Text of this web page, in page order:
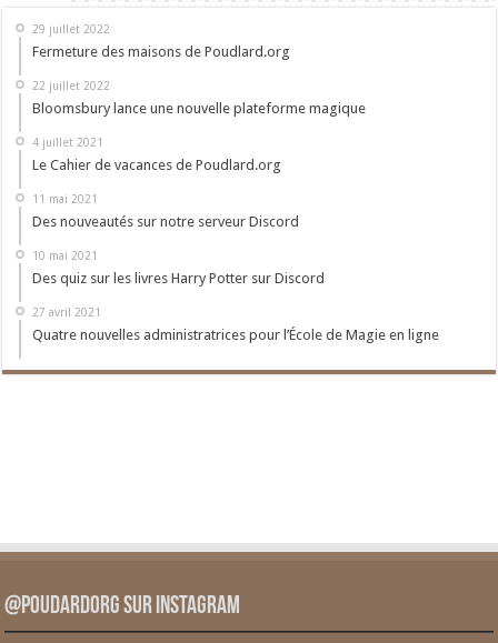
29 juillet 2022
Fermeture des maisons de Poudlard.org
22 juillet 2022
Bloomsbury lance une nouvelle plateforme magique
4 juillet 2021
Le Cahier de vacances de Poudlard.org
11 mai 2021
Des nouveautés sur notre serveur Discord
10 mai 2021
Des quiz sur les livres Harry Potter sur Discord
27 avril 2021
Quatre nouvelles administratrices pour l’École de Magie en ligne
@PoudardOrg sur Instagram